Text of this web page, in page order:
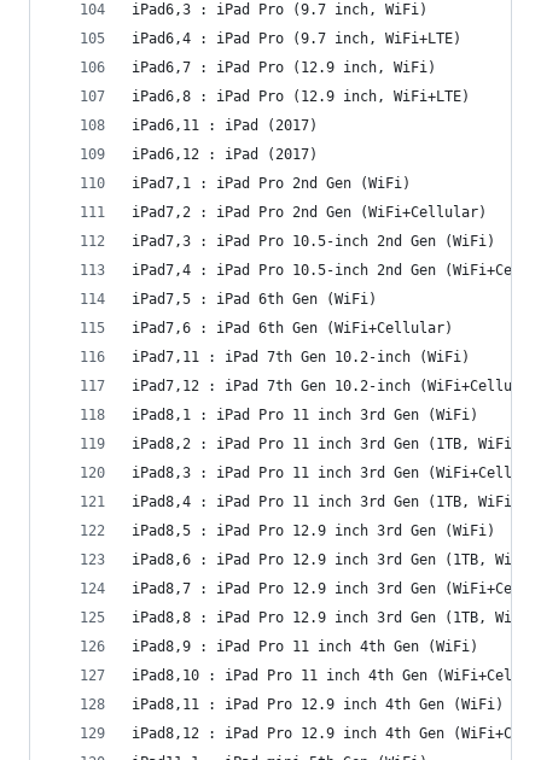
iPad6,3 : iPad Pro (9.7 inch, WiFi)
iPad6,4 : iPad Pro (9.7 inch, WiFi+LTE)
iPad6,7 : iPad Pro (12.9 inch, WiFi)
iPad6,8 : iPad Pro (12.9 inch, WiFi+LTE)
iPad6,11 : iPad (2017)
iPad6,12 : iPad (2017)
iPad7,1 : iPad Pro 2nd Gen (WiFi)
iPad7,2 : iPad Pro 2nd Gen (WiFi+Cellular)
iPad7,3 : iPad Pro 10.5-inch 2nd Gen (WiFi)
iPad7,4 : iPad Pro 10.5-inch 2nd Gen
iPad7,5 : iPad 6th Gen (WiFi)
iPad7,6 : iPad 6th Gen (WiFi+Cellular)
iPad7,11 : iPad 7th Gen 10.2-inch (WiFi)
iPad7,12 : iPad 7th Gen 10.2-inch
iPad8,1 : iPad Pro 11 inch 3rd Gen (WiFi)
iPad8,2 : iPad Pro 11 inch 3rd Gen (1TB, WiFi)
iPad8,3 : iPad Pro 11 inch 3rd Gen
iPad8,4 : iPad Pro 11 inch 3rd Gen (1TB,
iPad8,5 : iPad Pro 12.9 inch 3rd Gen (WiFi)
iPad8,6 : iPad Pro 12.9 inch 3rd Gen (1TB, WiFi)
iPad8,7 : iPad Pro 12.9 inch 3rd Gen
iPad8,8 : iPad Pro 12.9 inch 3rd Gen (1TB,
iPad8,9 : iPad Pro 11 inch 4th Gen (WiFi)
iPad8,10 : iPad Pro 11 inch 4th Gen
iPad8,11 : iPad Pro 12.9 inch 4th Gen (WiFi)
iPad8,12 : iPad Pro 12.9 inch 4th Gen